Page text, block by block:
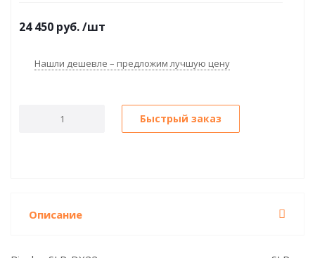
24 450 руб./шт
Нашли дешевле – предложим лучшую цену
Быстрый заказ
Описание